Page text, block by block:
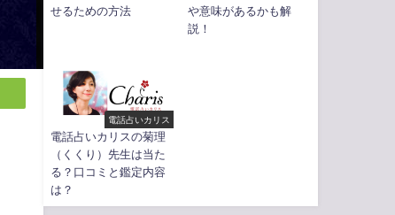
せるための方法
や意味があるかも解
説！
電話占いカリス
電話占いカリスの菊理
（くくり）先生は当た
る？口コミと鑑定内容
は？